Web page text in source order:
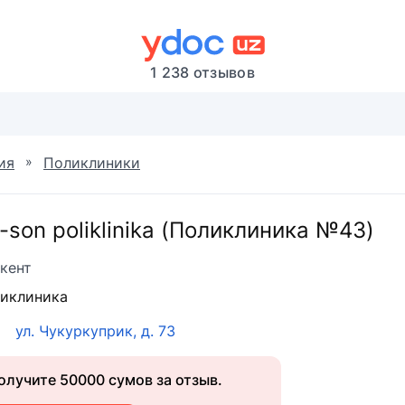
1 238 отзывов
» Поликлиники
son poliklinika (Поликлиника №43)
ул. Чукуркуприк, д. 73
50000 сумов за отзыв.